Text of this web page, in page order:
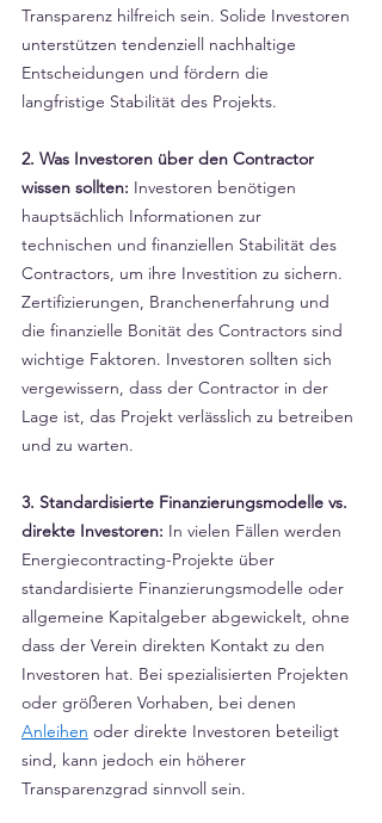
Transparenz hilfreich sein. Solide Investoren
unterstützen tendenziell nachhaltige
Entscheidungen und fördern die
langfristige Stabilität des Projekts.
2. Was Investoren über den Contractor
wissen sollten: Investoren benötigen
hauptsächlich Informationen zur
technischen und finanziellen Stabilität des
Contractors, um ihre Investition zu sichern.
Zertifizierungen, Branchenerfahrung und
die finanzielle Bonität des Contractors sind
wichtige Faktoren. Investoren sollten sich
vergewissern, dass der Contractor in der
Lage ist, das Projekt verlässlich zu betreiben
und zu warten.
3. Standardisierte Finanzierungsmodelle vs.
direkte Investoren: In vielen Fällen werden
Energiecontracting-Projekte über
standardisierte Finanzierungsmodelle oder
allgemeine Kapitalgeber abgewickelt, ohne
dass der Verein direkten Kontakt zu den
Investoren hat. Bei spezialisierten Projekten
oder größeren Vorhaben, bei denen
Anleihen oder direkte Investoren beteiligt
sind, kann jedoch ein höherer
Transparenzgrad sinnvoll sein.